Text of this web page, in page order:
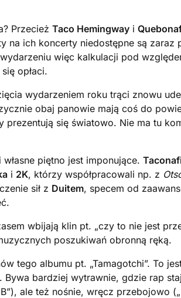
Przecież Taco Hemingway i
na ich koncerty niedostępne są zaraz
więc kalkulacji pod
opłaci.
wydarzeniem roku trąci znowu
obaj panowie mają coś do
się światowo. Nie ma tu
piętno jest imponujące.
i 2K, którzy współpracowali np. z
sił z Duitem, specem od
wbijają klin pt. „czy to nie jest
poszukiwań obronną ręką.
tego albumu pt. „Tamagotchi”. To
Bywa bardziej wytrawnie, gdzie rap
ale też nośnie, wręcz przebojowo